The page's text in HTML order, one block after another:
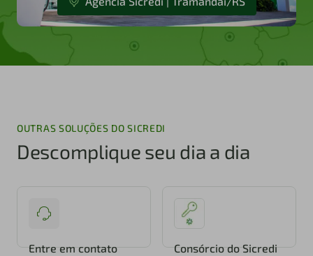
OUTRAS SOLUÇÕES DO SICREDI
Descomplique seu dia a dia
Entre em contato
Consórcio do Sicredi